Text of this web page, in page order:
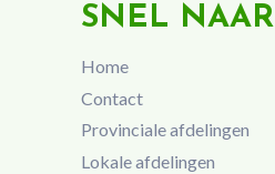
SNEL NAAR
Home
Contact
Provinciale afdelingen
Lokale afdelingen